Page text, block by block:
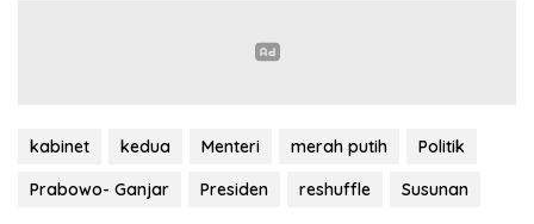
kabinet kedua Menteri merah putih
Politik
Prabowo- Ganjar
Presiden reshuffle Susunan